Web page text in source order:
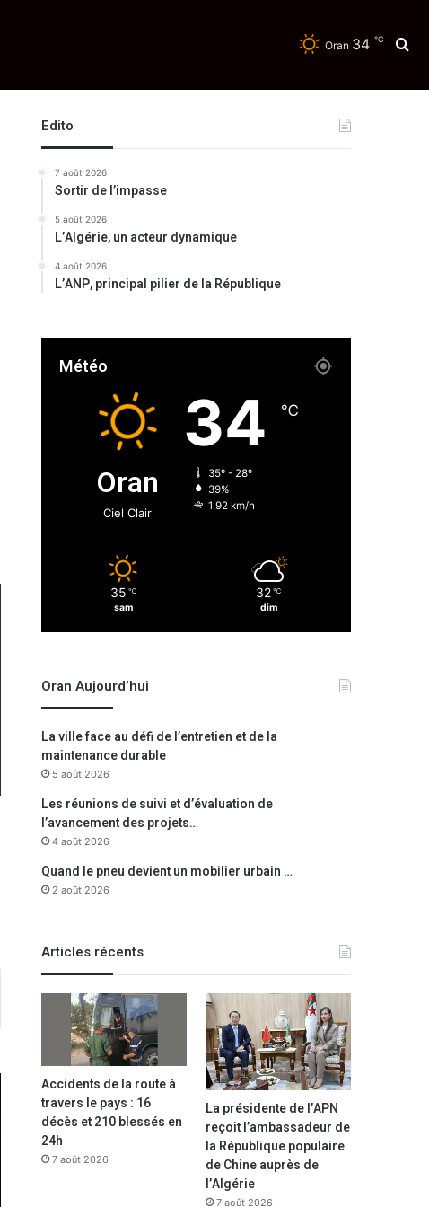
Oran 34 ℃
Edito
7 août 2026
Sortir de l’impasse
5 août 2026
L’Algérie, un acteur dynamique
4 août 2026
L’ANP, principal pilier de la République
Météo
Oran
Ciel Clair
34 ℃
35º - 28º
39%
1.92 km/h
35 ℃
sam
32 ℃
dim
Oran Aujourd’hui
La ville face au défi de l’entretien et de la
maintenance durable
5 août 2026
Les réunions de suivi et d’évaluation de
l’avancement des projets…
4 août 2026
Quand le pneu devient un mobilier urbain …
2 août 2026
Articles récents
Accidents de la route à
travers le pays : 16
décès et 210 blessés en
24h
7 août 2026
La présidente de l’APN
reçoit l’ambassadeur de
la République populaire
de Chine auprès de
l’Algérie
7 août 2026